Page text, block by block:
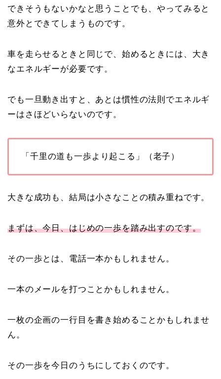
できそうもないかなと思うことでも、やってみると
意外とできてしまうものです。
車を走らせるときと同じで、始めるときには、大き
なエネルギーが必要です。
でも一旦動き出すと、あとは慣性の法則でエネルギ
ーはさほどいらないのです。
「千里の道も一歩より起こる」（老子）
大きな成功も、結局は小さなことの積み重ねです。
まずは、今日、はじめの一歩を踏み出すのです。
その一歩とは、電話一本かもしれません。
一本のメールを打つことかもしれません。
一枚の企画の一行目を書き始めることかもしれませ
ん。
その一歩を今日のうちにしておくのです。